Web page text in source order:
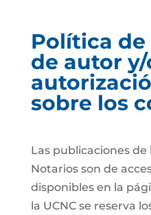
Política
de autor y/
sobre los
Las publicaciones de
Notarios son de
disponibles en la
la UCNC se reserva